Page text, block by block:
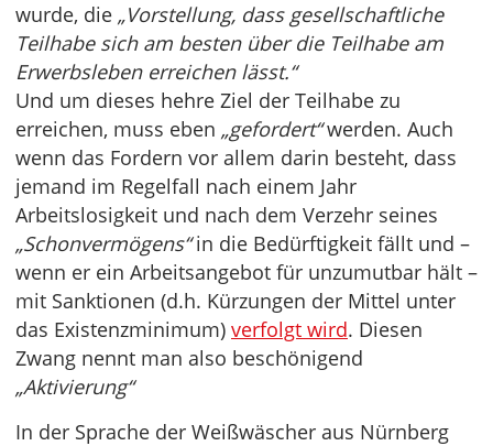
wurde, die „Vorstellung, dass gesellschaftliche
Teilhabe sich am besten über die Teilhabe am
Erwerbsleben erreichen lässt.“
Und um dieses hehre Ziel der Teilhabe zu
erreichen, muss eben „gefordert“werden. Auch
wenn das Fordern vor allem darin besteht, dass
jemand im Regelfall nach einem Jahr
Arbeitslosigkeit und nach dem Verzehr seines
„Schonvermögens“in die Bedürftigkeit fällt und –
wenn er ein Arbeitsangebot für unzumutbar hält –
mit Sanktionen (d.h. Kürzungen der Mittel unter
das Existenzminimum) verfolgt wird. Diesen
Zwang nennt man also beschönigend
„Aktivierung“
In der Sprache der Weißwäscher aus Nürnberg